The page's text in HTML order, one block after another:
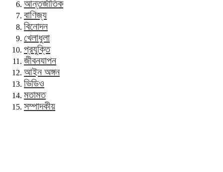
আন্তর্জাতিক
বাণিজ্য
বিনোদন
খেলাধুলা
প্রযুক্তি
জীবনযাপন
আইন অঙ্গন
ভিডিও
মতামত
সম্পাদকীয়